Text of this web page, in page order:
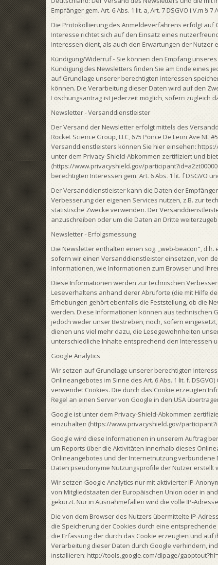
Empfänger gem. Art. 6 Abs. 1 lit. a, Art. 7 DSGVO i.V.m §
Die Protokollierung des Anmeldeverfahrens erfolgt auf
Interesse richtet sich auf den Einsatz eines
Interessen dient, als auch den Erwartungen der
Kündigung/Widerruf - Sie können den Empfang
Kündigung des Newsletters finden Sie am Ende eines
auf Grundlage unserer berechtigten Interessen
können. Die Verarbeitung dieser Daten wird auf den
Löschungsantrag ist jederzeit möglich, sofern zugleich
Newsletter - Versanddienstleister
Der Versand der Newsletter erfolgt mittels des
Rocket Science Group, LLC, 675 Ponce De Leon Ave NE
Versanddienstleisters können Sie hier einsehen:
unter dem Privacy-Shield-Abkommen zertifiziert und
(https://www.privacyshield.gov/
berechtigten Interessen gem. Art. 6 Abs. 1 lit. f DSGVO
Der Versanddienstleister kann die Daten der
Verbesserung der eigenen Services nutzen, z.B. zur
statistische Zwecke verwenden. Der
anzuschreiben oder um die Daten an Dritte
Newsletter - Erfolgsmessung
Die Newsletter enthalten einen sog. „web-beacon",
sofern wir einen Versanddienstleister einsetzen, von
Informationen, wie Informationen zum Browser und
Diese Informationen werden zur technischen
Leseverhaltens anhand derer Abruforte (die mit Hilfe
Erhebungen gehört ebenfalls die Feststellung, ob die
werden. Diese Informationen können aus technischen
jedoch weder unser Bestreben, noch, sofern
dienen uns viel mehr dazu, die Lesegewohnheiten
unterschiedliche Inhalte entsprechend den Interessen
Google Analytics
Wir setzen auf Grundlage unserer berechtigten
Onlineangebotes im Sinne des Art. 6 Abs. 1 lit. f.
verwendet Cookies. Die durch das Cookie erzeugten
Regel an einen Server von Google in den USA
Google ist unter dem Privacy-Shield-Abkommen
einzuhalten (https://www.privacyshield.gov/
Google wird diese Informationen in unserem Auftrag
um Reports über die Aktivitäten innerhalb dieses
Onlineangebotes und der Internetnutzung
Daten pseudonyme Nutzungsprofile der Nutzer erstellt
Wir setzen Google Analytics nur mit aktivierter IP-
von Mitgliedstaaten der Europäischen Union oder in
gekürzt. Nur in Ausnahmefällen wird die volle IP-
Die von dem Browser des Nutzers übermittelte IP-
die Speicherung der Cookies durch eine
die Erfassung der durch das Cookie erzeugten und
Verarbeitung dieser Daten durch Google verhindern,
installieren: http://tools.google.com/dlpage/